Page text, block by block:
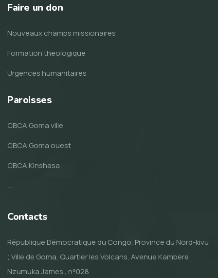
Faire un don
Nouveaux champs missionaires
Formation theologique
Urgences humanitaires
Paroisses
CBCA Goma ville
CBCA Goma ouest
CBCA Kinshasa
...
Contacts
République Démocratique du Congo, Province du Nord-kivu
; Ville de Goma, Quartier les Volcans, Avenue Kambere
Nzumuka James , n°028